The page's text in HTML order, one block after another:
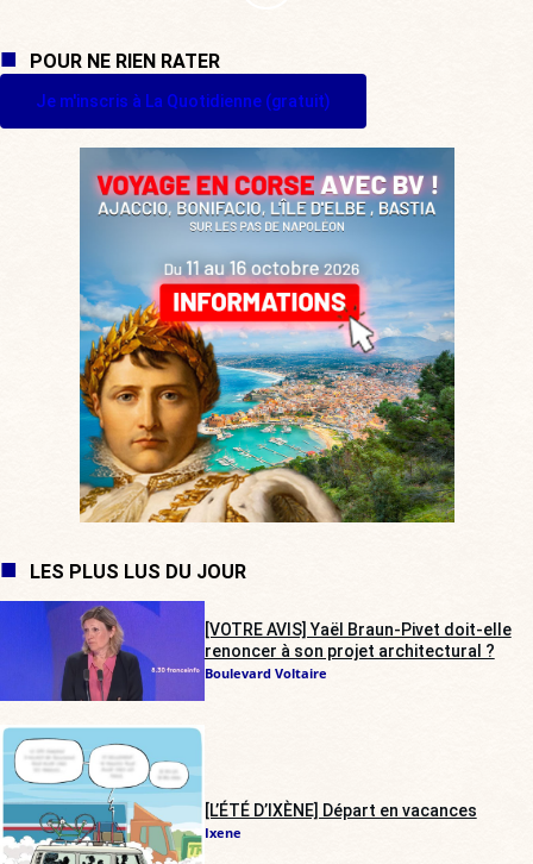
POUR NE RIEN RATER
Je m'inscris à La Quotidienne (gratuit)
LES PLUS LUS DU JOUR
[VOTRE AVIS] Yaël Braun-Pivet doit-elle
renoncer à son projet architectural ?
Boulevard Voltaire
[L’ÉTÉ D’IXÈNE] Départ en vacances
Ixene